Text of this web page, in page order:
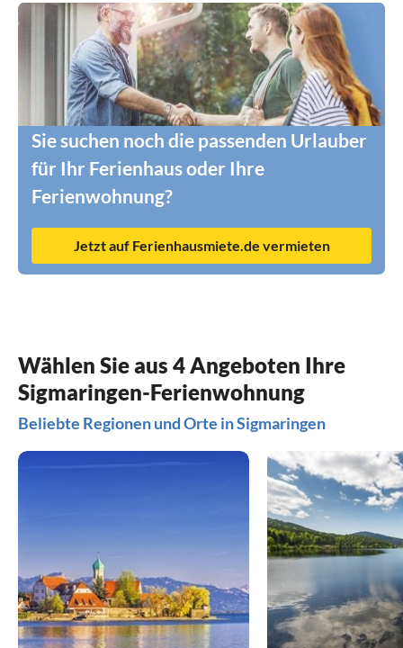
Sie suchen noch die passenden Urlauber
für Ihr Ferienhaus oder Ihre
Ferienwohnung?
Jetzt auf Ferienhausmiete.de vermieten
Wählen Sie aus 4 Angeboten Ihre
Sigmaringen-Ferienwohnung
Beliebte Regionen und Orte in Sigmaringen